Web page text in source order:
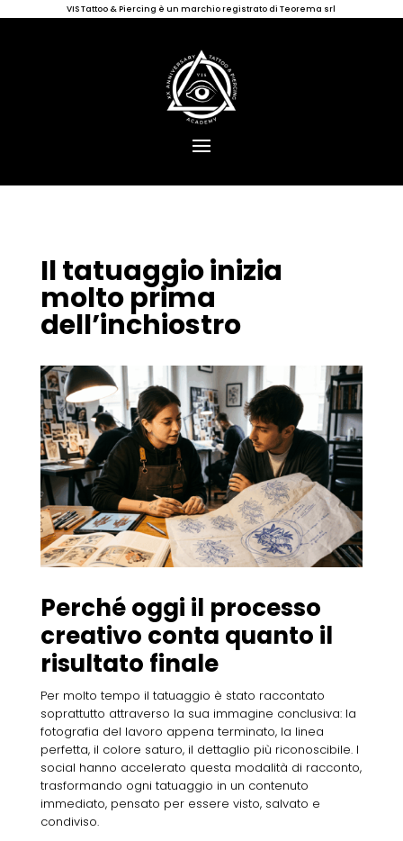
VIS Tattoo & Piercing è un marchio registrato di Teorema srl
Il tatuaggio inizia
molto prima
dell’inchiostro
Perché oggi il processo
creativo conta quanto il
risultato finale
Per molto tempo il tatuaggio è stato raccontato
soprattutto attraverso la sua immagine conclusiva: la
fotografia del lavoro appena terminato, la linea
perfetta, il colore saturo, il dettaglio più riconoscibile. I
social hanno accelerato questa modalità di racconto,
trasformando ogni tatuaggio in un contenuto
immediato, pensato per essere visto, salvato e
condiviso.